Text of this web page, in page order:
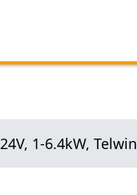
1-6.4kW, Telwin